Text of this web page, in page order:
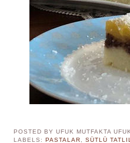
POSTED BY UFUK MUTFAKTA
LABELS:PASTALAR ,SÜTLÜ